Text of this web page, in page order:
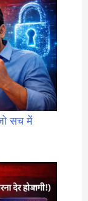
सच में